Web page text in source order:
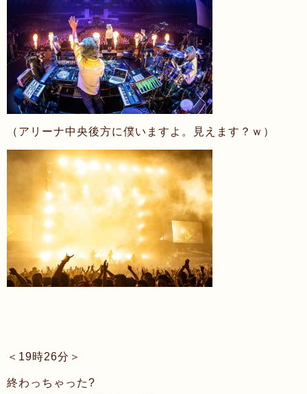
（アリーナ中央後方に僕いますよ。見えます？ｗ）
＜19時26分＞
終わっちゃった?